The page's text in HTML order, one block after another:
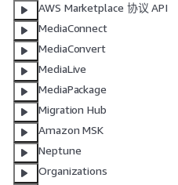
AWS Marketplace 协议 API
MediaConnect
MediaConvert
MediaLive
MediaPackage
Migration Hub
Amazon MSK
Neptune
Organizations